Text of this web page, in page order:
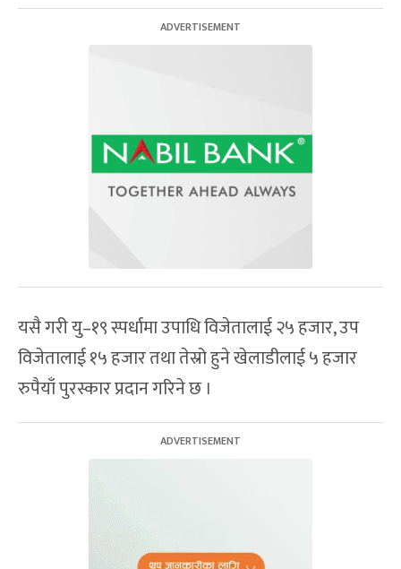
यसै गरी यु–१९ स्पर्धामा उपाधि विजेतालाई २५ हजार, उप
विजेतालाई १५ हजार तथा तेस्रो हुने खेलाडीलाई ५ हजार
रुपैयाँ पुरस्कार प्रदान गरिने छ ।